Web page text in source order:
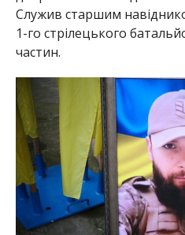
Служив старшим
1-го стрілецького
частин.